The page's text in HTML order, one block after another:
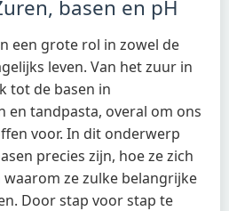
basen en pH
een grote rol in zowel de
leven. Van het zuur in
tot de basen in
en tandpasta, overal om ons
voor. In dit onderwerp
precies zijn, hoe ze zich
ze zulke belangrijke
Door stap voor stap te